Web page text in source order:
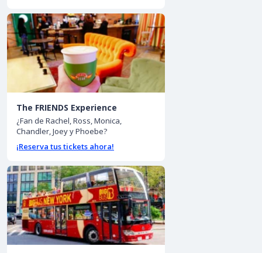
The FRIENDS Experience
¿Fan de Rachel, Ross, Monica,
Chandler, Joey y Phoebe?
¡Reserva tus tickets ahora!